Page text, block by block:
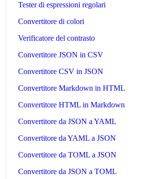
Tester di espressioni regolari
Convertitore di colori
Verificatore del contrasto
Convertitore JSON in CSV
Convertitore CSV in JSON
Convertitore Markdown in HTML
Convertitore HTML in Markdown
Convertitore da JSON a YAML
Convertitore da YAML a JSON
Convertitore da TOML a JSON
Convertitore da JSON a TOML